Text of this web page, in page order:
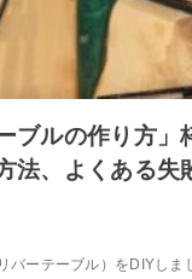
ブルの作り方」
法、よくある失
バーテーブル）をDIYしま